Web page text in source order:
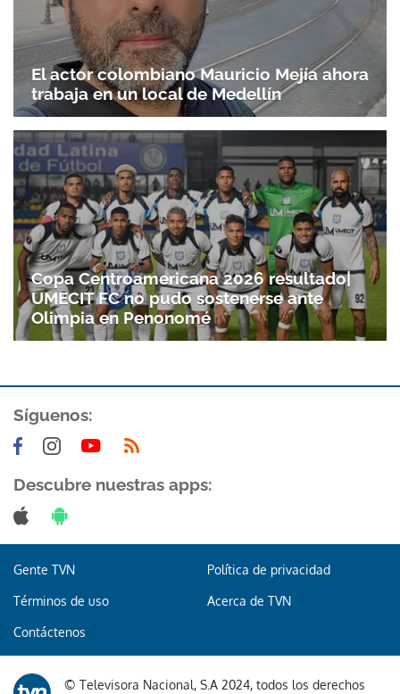
El actor colombiano Mauricio Mejía ahora
trabaja en un local de Medellín
Copa Centroamericana 2026 resultado|
UMECIT FC no pudo sostenerse ante
Olimpia en Penonomé
Síguenos:
Descubre nuestras apps:
Gente TVN Política de privacidad
Términos de uso Acerca de TVN
Contáctenos
© Televisora Nacional, S.A 2024, todos los derechos